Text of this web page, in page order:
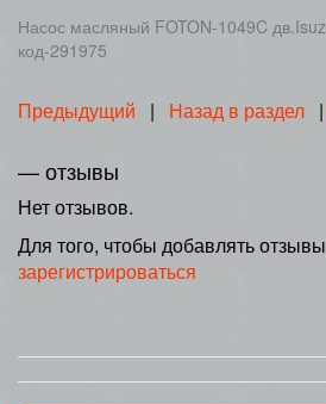
Насос масляный FOTON-1049C
код-291975
Предыдущий | Назад в раздел |
— отзывы
Нет отзывов.
Для того, чтобы добавлять
зарегистрироваться